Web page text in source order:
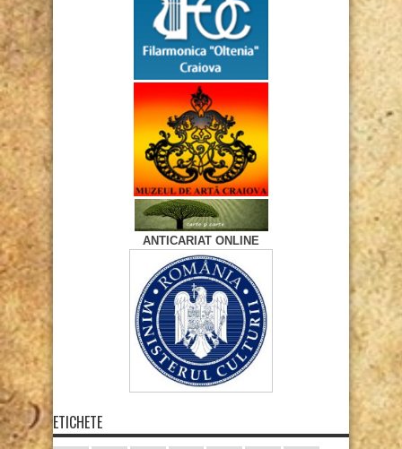
ANTICARIAT ONLINE
ETICHETE